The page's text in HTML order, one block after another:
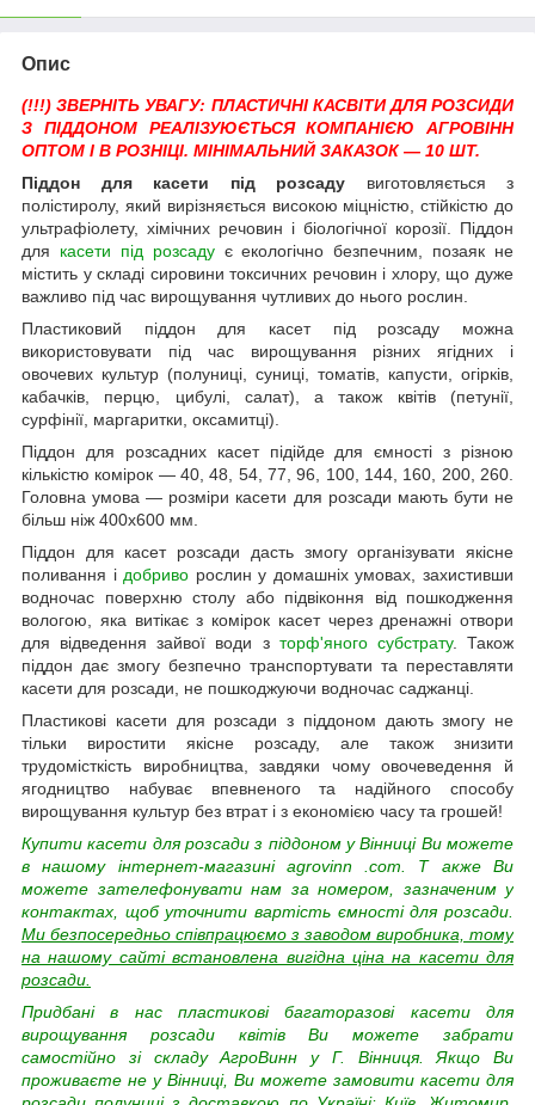
Опис
(!!!) ЗВЕРНІТЬ УВАГУ: ПЛАСТИЧНІ КАСВІТИ ДЛЯ РОЗСИДИ
З ПІДДОНОМ РЕАЛІЗУЮЄТЬСЯ КОМПАНІЄЮ АГРОВІНН
ОПТОМ І В РОЗНІЦІ. МІНІМАЛЬНИЙ ЗАКАЗОК — 10 ШТ.
Піддон для касети під розсаду виготовляється з
полістиролу, який вирізняється високою міцністю, стійкістю до
ультрафіолету, хімічних речовин і біологічної корозії. Піддон
для касети під розсадує екологічно безпечним, позаяк не
містить у складі сировини токсичних речовин і хлору, що дуже
важливо під час вирощування чутливих до нього рослин.
Пластиковий піддон для касет під розсаду можна
використовувати під час вирощування різних ягідних і
овочевих культур (полуниці, суниці, томатів, капусти, огірків,
кабачків, перцю, цибулі, салат), а також квітів (петунії,
сурфінії, маргаритки, оксамитці).
Піддон для розсадних касет підійде для ємності з різною
кількістю комірок — 40, 48, 54, 77, 96, 100, 144, 160, 200, 260.
Головна умова — розміри касети для розсади мають бути не
більш ніж 400х600 мм.
Піддон для касет розсади дасть змогу організувати якісне
поливання і добриво рослин у домашніх умовах, захистивши
водночас поверхню столу або підвіконня від пошкодження
вологою, яка витікає з комірок касет через дренажні отвори
для відведення зайвої води з торф'яного субстрату. Також
піддон дає змогу безпечно транспортувати та переставляти
касети для розсади, не пошкоджуючи водночас саджанці.
Пластикові касети для розсади з піддоном дають змогу не
тільки виростити якісне розсаду, але також знизити
трудомісткість виробництва, завдяки чому овочеведення й
ягодництво набуває впевненого та надійного способу
вирощування культур без втрат і з економією часу та грошей!
Купити касети для розсади з піддоном у Вінниці Ви можете
в нашому інтернет-магазині agrovinn .com. Т
акже Ви
можете зателефонувати нам за номером, зазначеним у
контактах, щоб уточнити вартість ємності для розсади.
Ми безпосередньо співпрацюємо з заводом виробника, тому
на нашому сайті встановлена вигідна ціна на касети для
розсади.
Придбані в нас пластикові багаторазові касети для
вирощування розсади квітів Ви можете забрати
самостійно зі складу АгроВинн у Г. Вінниця. Якщо Ви
проживаєте не у Вінниці, Ви можете замовити касети для